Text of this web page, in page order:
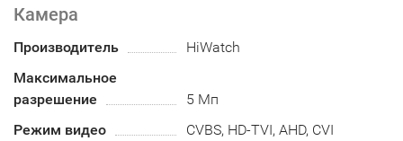
Камера
Производитель
HiWatch
Максимальное
разрешение
5 Мп
Режим видео
CVBS, HD-TVI, AHD, CVI